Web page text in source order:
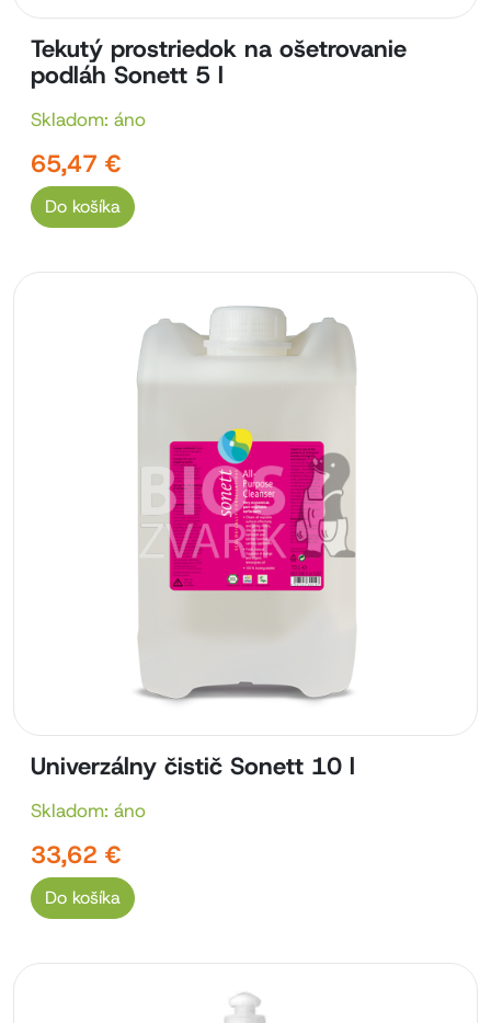
Tekutý prostriedok na ošetrovanie
podláh Sonett 5 l
Skladom: áno
65,47 €
Do košíka
Univerzálny čistič Sonett 10 l
Skladom: áno
33,62 €
Do košíka